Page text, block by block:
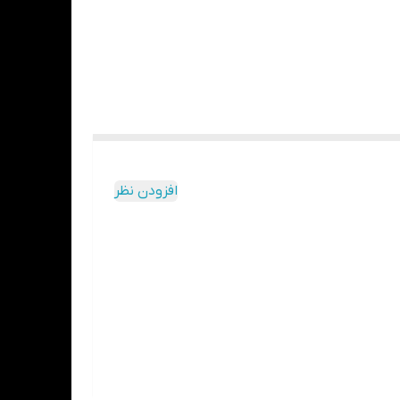
افزودن نظر